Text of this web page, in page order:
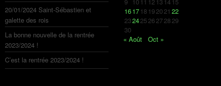
20/01/2024 Saint-Sébastien et
galette des rois
La bonne nouvelle de la rentrée
2023/2024 !
C’est la rentrée 2023/2024 !
1617 18 192021 22
23242526272829
30
« Août
Oct »